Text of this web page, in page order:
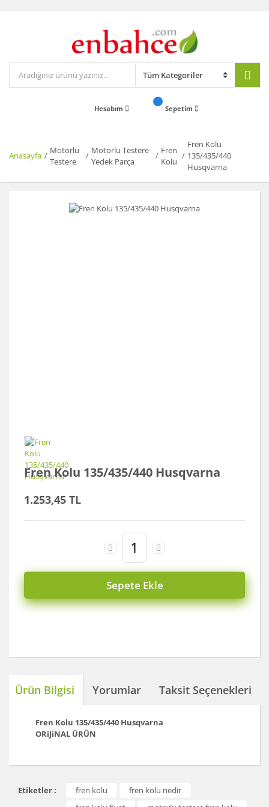
Hesabım Sepetim
Anasayfa
Motorlu
Testere
Motorlu Testere
Yedek Parça
Fren
Kolu
Fren Kolu
135/435/440
Husqvarna
Fren Kolu 135/435/440 Husqvarna
1.253,45 TL
Sepete Ekle
Ürün Bilgisi Yorumlar Taksit Seçenekleri
Fren Kolu 135/435/440 Husqvarna
ORiJiNAL ÜRÜN
diğer konularda yetersiz gördüğünüz noktaları öneri
formunu kullanarak tarafımıza iletebilirsiniz.
Etiketler : fren kolu
fren kolu nedir